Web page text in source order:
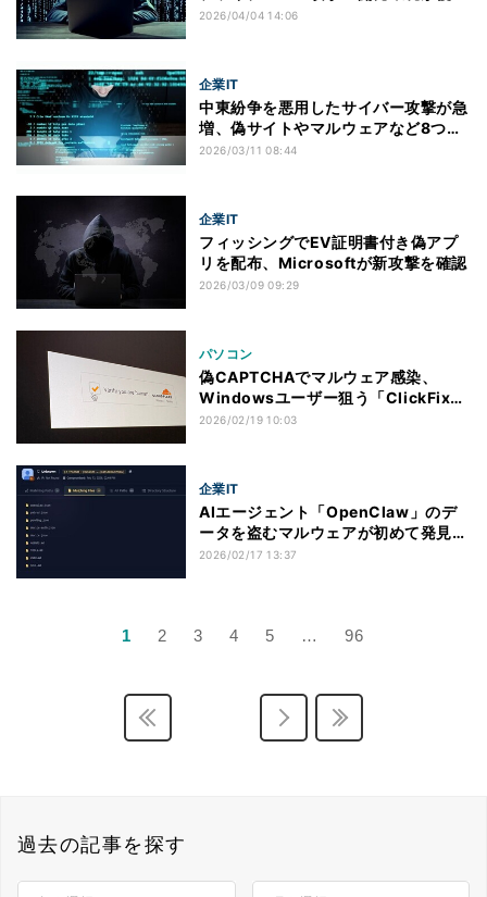
の恐れ
2026/04/04 14:06
企業IT
中東紛争を悪用したサイバー攻撃が急
増、偽サイトやマルウェアなど8つの
手口
2026/03/11 08:44
企業IT
フィッシングでEV証明書付き偽アプ
リを配布、Microsoftが新攻撃を確認
2026/03/09 09:29
パソコン
偽CAPTCHAでマルウェア感染、
Windowsユーザー狙う「ClickFix」
攻撃に注意
2026/02/19 10:03
企業IT
AIエージェント「OpenClaw」のデ
ータを盗むマルウェアが初めて発見さ
れる
2026/02/17 13:37
1 2 3 4 5 … 96
過去の記事を探す